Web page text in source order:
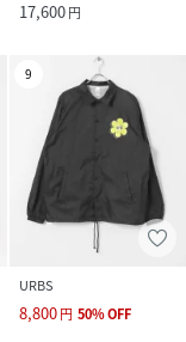
17,600円
9
URBS
8,800円 50%OFF